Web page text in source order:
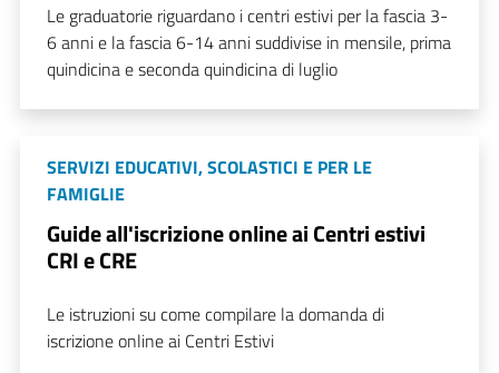
Le graduatorie riguardano i centri estivi per la fascia 3-
6 anni e la fascia 6-14 anni suddivise in mensile, prima
quindicina e seconda quindicina di luglio
SERVIZI EDUCATIVI, SCOLASTICI E PER LE
FAMIGLIE
Guide all'iscrizione online ai Centri estivi
CRI e CRE
Le istruzioni su come compilare la domanda di
iscrizione online ai Centri Estivi